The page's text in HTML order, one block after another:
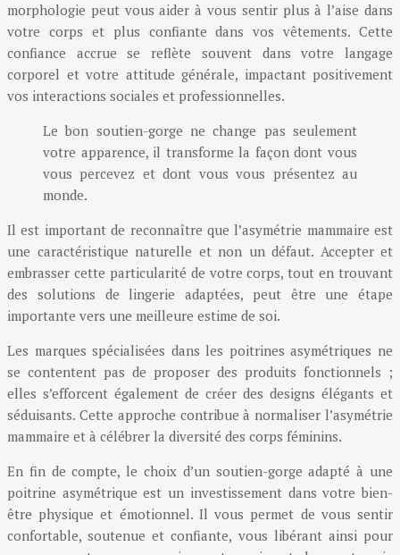
morphologie peut vous aider à vous sentir plus à l’aise dans
votre corps et plus confiante dans vos vêtements. Cette
confiance accrue se reflète souvent dans votre langage
corporel et votre attitude générale, impactant positivement
vos interactions sociales et professionnelles.
Le bon soutien-gorge ne change pas seulement
votre apparence, il transforme la façon dont vous
vous percevez et dont vous vous présentez au
monde.
Il est important de reconnaître que l’asymétrie mammaire est
une caractéristique naturelle et non un défaut. Accepter et
embrasser cette particularité de votre corps, tout en trouvant
des solutions de lingerie adaptées, peut être une étape
importante vers une meilleure estime de soi.
Les marques spécialisées dans les poitrines asymétriques ne
se contentent pas de proposer des produits fonctionnels ;
elles s’efforcent également de créer des designs élégants et
séduisants. Cette approche contribue à normaliser l’asymétrie
mammaire et à célébrer la diversité des corps féminins.
En fin de compte, le choix d’un soutien-gorge adapté à une
poitrine asymétrique est un investissement dans votre bien-
être physique et émotionnel. Il vous permet de vous sentir
confortable, soutenue et confiante, vous libérant ainsi pour